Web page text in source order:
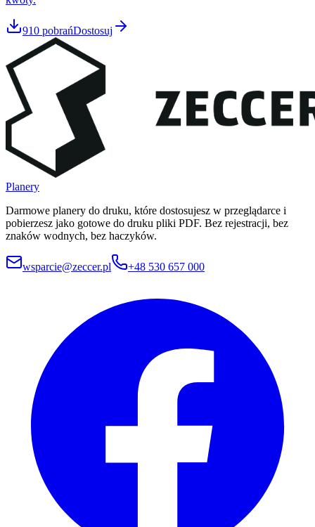
910 pobrańDostosuj
Planery
Darmowe planery do druku, które dostosujesz w przeglądarce i
pobierzesz jako gotowe do druku pliki PDF. Bez rejestracji, bez
znaków wodnych, bez haczyków.
wsparcie@zeccer.pl +48 530 657 000